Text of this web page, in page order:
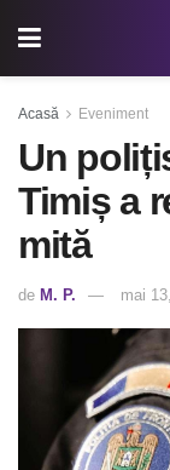
Acasă Eveniment
Un
Timiș a
mită
de M. P. mai